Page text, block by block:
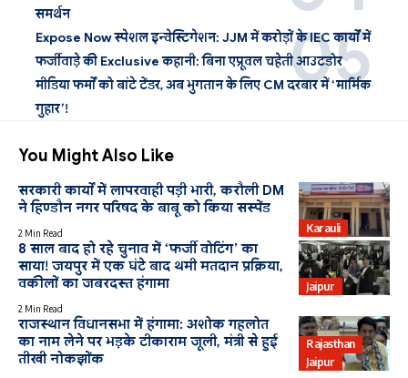
समर्थन
Expose Now स्पेशल इन्वेस्टिगेशन: JJM में करोड़ों के IEC कार्यों में
फर्जीवाड़े की Exclusive कहानी: बिना एप्रूवल चहेती आउटडोर
मीडिया फर्मों को बांटे टेंडर, अब भुगतान के लिए CM दरबार में ‘मार्मिक
गुहार’!
You Might Also Like
Karauli
सरकारी कार्यों में लापरवाही पड़ी भारी, करौली DM
ने हिण्डौन नगर परिषद के बाबू को किया सस्पेंड
2 Min Read
Jaipur
8 साल बाद हो रहे चुनाव में ‘फर्जी वोटिंग’ का
साया! जयपुर में एक घंटे बाद थमी मतदान प्रक्रिया,
वकीलों का जबरदस्त हंगामा
2 Min Read
Rajasthan
Jaipur
राजस्थान विधानसभा में हंगामा: अशोक गहलोत
का नाम लेने पर भड़के टीकाराम जूली, मंत्री से हुई
तीखी नोकझोंक